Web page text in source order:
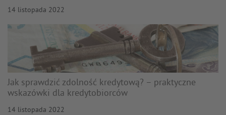
14 listopada 2022
Jak sprawdzić zdolność kredytową? – praktyczne
wskazówki dla kredytobiorców
14 listopada 2022